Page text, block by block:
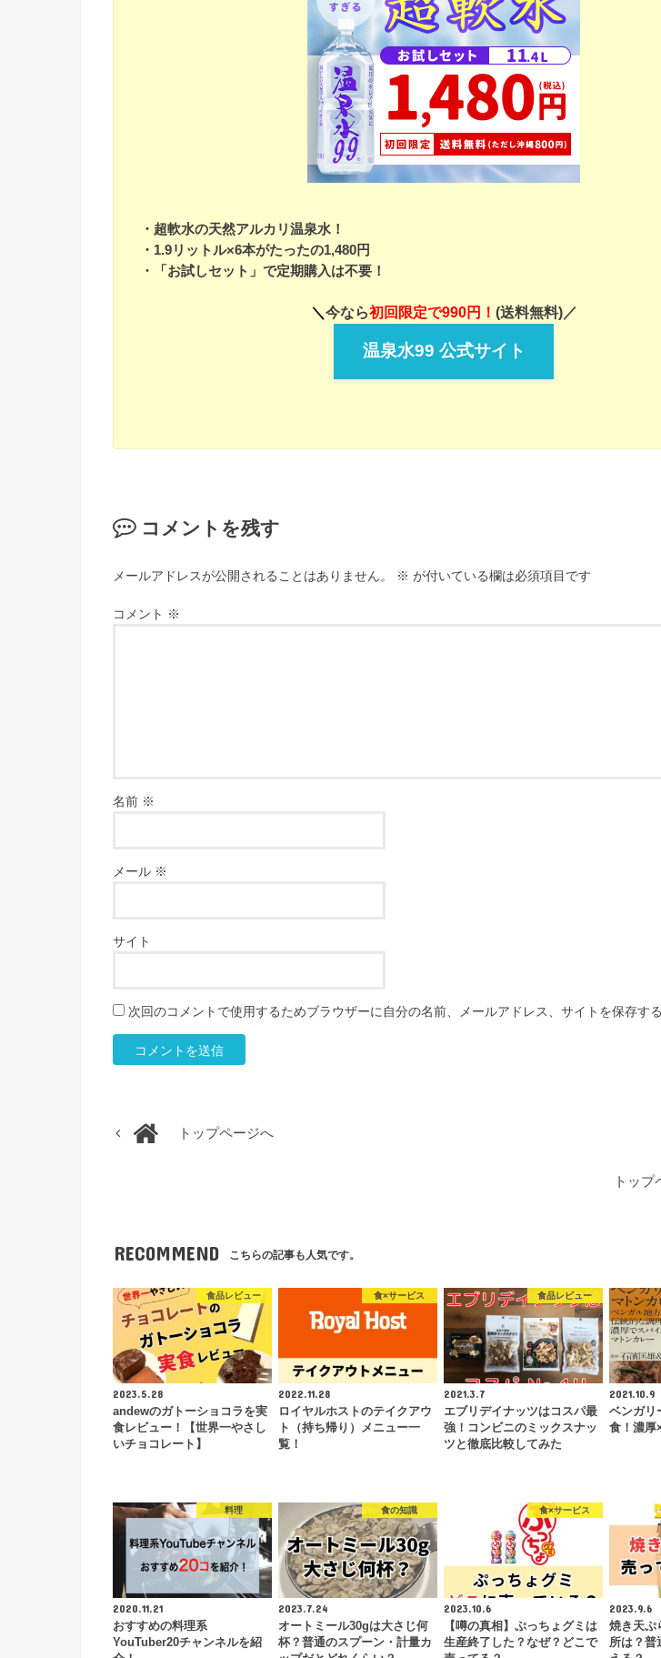
・超軟水の天然アルカリ温泉水！
・1.9リットル×6本がたったの1,480円
・「お試しセット」で定期購入は不要！
＼ 今なら初回限定で990円！ (送料無料)／
温泉水99 公式サイト
コメントを残す
メールアドレスが公開されることはありません。 ※ が付いている欄は必須項目です
コメント ※
名前 ※
メール ※
サイト
次回のコメントで使用するためブラウザーに自分の名前、メールアドレス、サイトを保存する
トップページへ
トップ
RECOMMEND こちらの記事も人気です。
食品レビュー
2023.5.28
andewのガトーショコラを実
食レビュー！【世界一やさし
いチョコレート】
食×サービス
2022.11.28
ロイヤルホストのテイクアウ
ト（持ち帰り）メニュー一
覧！
食品レビュー
2021.3.7
エブリデイナッツはコスパ最
強！コンビニのミックスナッ
ツと徹底比較してみた
2021.10.9
ベンガリ
食！濃厚
料理
2020.11.21
おすすめの料理系
YouTuber20チャンネルを紹
食の知識
2023.7.24
オートミール30gは大さじ何
杯？普通のスプーン・計量カ
食×サービス
2023.10.6
【噂の真相】ぷっちょグミは
生産終了した？なぜ？どこで
2023.9.6
焼き天ぷ
所は？普